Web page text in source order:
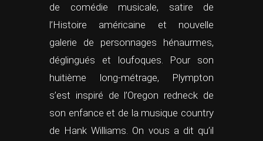
de comédie musicale, satire de
l’Histoire américaine et nouvelle
galerie de personnages hénaurmes,
déglingués et loufoques. Pour son
huitième long-métrage, Plympton
s’est inspiré de l’Oregon redneck de
son enfance et de la musique country
de Hank Williams. On vous a dit qu’il